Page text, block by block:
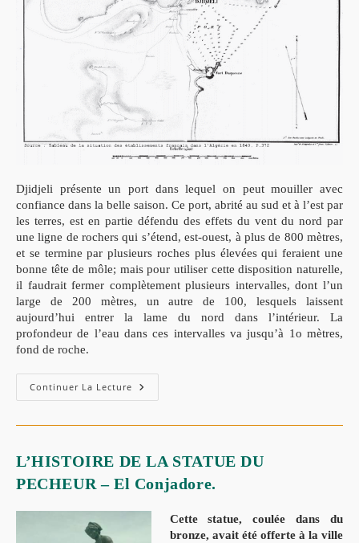
Djidjeli présente un port dans lequel on peut mouiller avec
confiance dans la belle saison. Ce port, abrité au sud et à l’est par
les terres, est en partie défendu des effets du vent du nord par
une ligne de rochers qui s’étend, est-ouest, à plus de 800 mètres,
et se termine par plusieurs roches plus élevées qui feraient une
bonne tête de môle; mais pour utiliser cette disposition naturelle,
il faudrait fermer complètement plusieurs intervalles, dont l’un
large de 200 mètres, un autre de 100, lesquels laissent
aujourd’hui entrer la lame du nord dans l’intérieur. La
profondeur de l’eau dans ces intervalles va jusqu’à 1o mètres,
fond de roche.
Continuer La Lecture
L’HISTOIRE DE LA STATUE DU
PECHEUR – El Conjadore.
Cette statue, coulée dans du
bronze, avait été offerte à la ville